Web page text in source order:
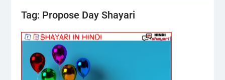
Tag: Propose Day Shayari